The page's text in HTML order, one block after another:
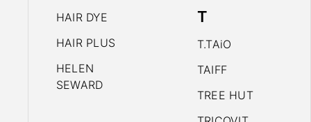
HAIR DYE
HAIR PLUS
HELEN
SEWARD
T
T.TAiO
TAIFF
TREE HUT